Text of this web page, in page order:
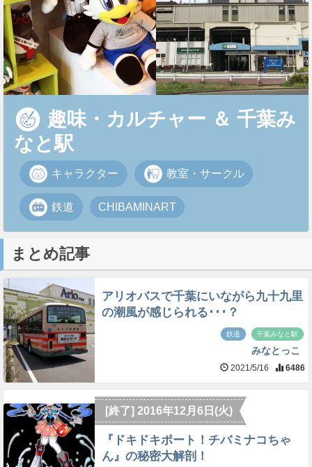
趣味・カルチャー ＆ 千葉み
なと駅
キャラクター 教室・サークル
鉄道 CHIBAMINART
まとめ記事
アリオバスで千葉にいながら九十九里
の潮風が感じられる･･･？
鉄道 千葉みなと駅
みなとっこ
2021/5/16 6486
[終了] 2016年12月6日(火)
『ドキドキポート！チバミナコちゃ
ん』の秘密大解剖！